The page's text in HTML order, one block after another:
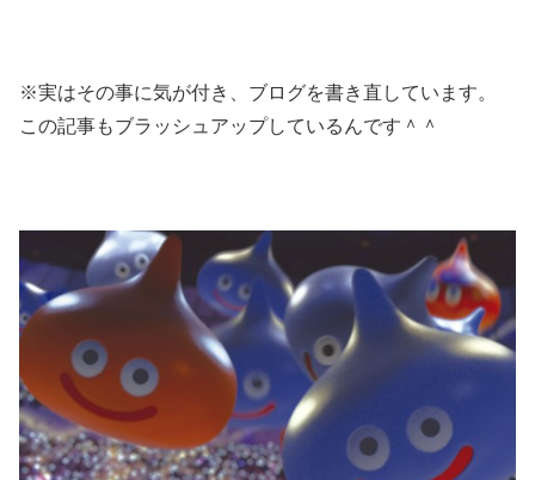
※実はその事に気が付き、ブログを書き直しています。
この記事もブラッシュアップしているんです＾＾